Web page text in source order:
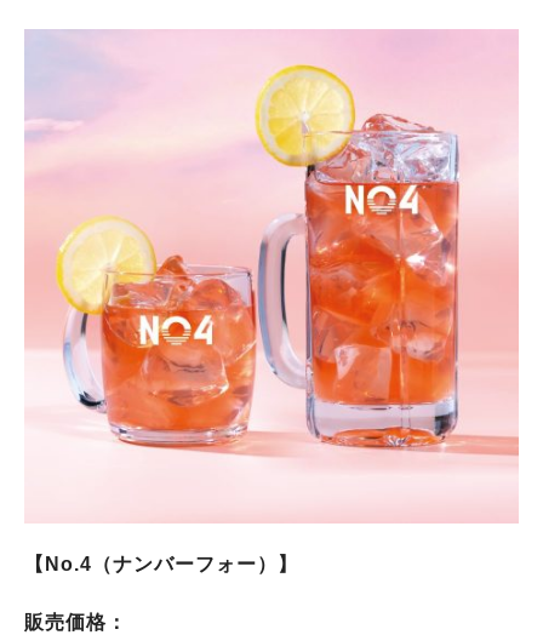
【No.4（ナンバーフォー）】
販売価格：